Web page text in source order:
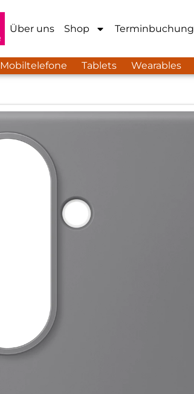
Über uns Shop Terminbuchung
Mobiltelefone Tablets Wearables